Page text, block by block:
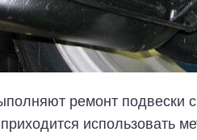
ремонт подвески
использовать